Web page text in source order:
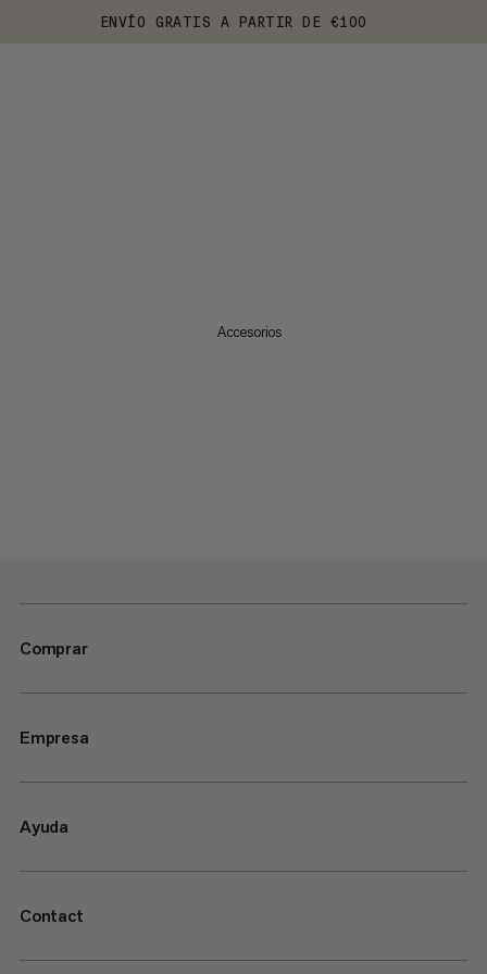
ENVÍO GRATIS A PARTIR DE €100
Accesorios
Comprar
Empresa
Ayuda
Contact